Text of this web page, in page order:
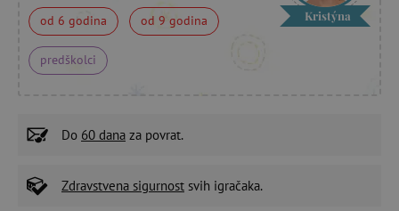
od 6 godina od 9 godina
predškolci
Kristýna
Do 60 dana za povrat.
Zdravstvena sigurnost svih igračaka.